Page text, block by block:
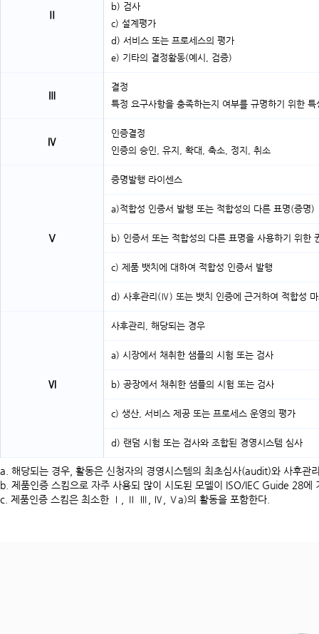
Ⅱ
b) 검사
c) 설계평가
d) 서비스 또는 프로세스의 평가
e) 기타의 결정활동(예시, 검증)
Ⅲ
결정
특정 요구사항을 충족하는지 여부를 규명하기 위한
Ⅳ
인증결정
인증의 승인, 유지, 확대, 축소, 정지, 취소
Ⅴ
증명발행 라이센스
a)적합성 인증서 발행 또는 적합성의 다른 표명(증명)
b) 인증서 또는 적합성의 다른 표명을 사용하기 위한
c) 제품 뱃치에 대하여 적합성 인증서 발행
d) 사후관리(Ⅳ) 또는 뱃치 인증에 근거하여 적합성
Ⅵ
사후관리, 해당되는 경우
a) 시장에서 채취한 샘플의 시험 또는 검사
b) 공장에서 채취한 샘플의 시험 또는 검사
c) 생산, 서비스 제공 또는 프로세스 운영의 평가
d) 랜덤 시험 또는 검사와 조합된 경영시스템 심사
a. 해당되는 경우, 활동은 신청자의 경영시스템의 최초심사(audit)와 사후
b. 제품인증 스킴으로 자주 사용되 많이 시도된 모델이 ISO/IEC Guide 28
c. 제품인증 스킴은 최소한 Ⅰ, Ⅱ Ⅲ, Ⅳ, Ⅴa)의 활동을 포함한다.